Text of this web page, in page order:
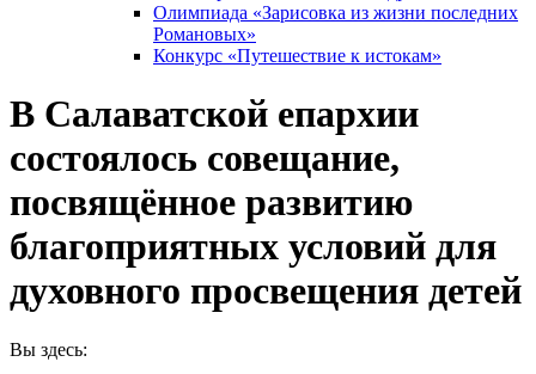
Олимпиада «Зарисовка из жизни последних
Романовых»
Конкурс «Путешествие к истокам»
В Салаватской епархии
состоялось совещание,
посвящённое развитию
благоприятных условий для
духовного просвещения детей
Вы здесь: